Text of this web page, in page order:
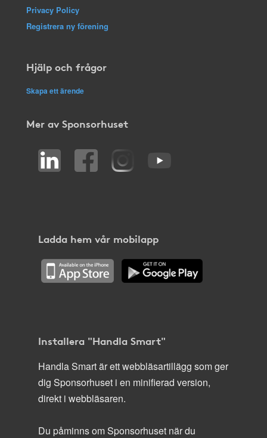
Privacy Policy
Registrera ny förening
Hjälp och frågor
Skapa ett ärende
Mer av Sponsorhuset
Ladda hem vår mobilapp
Installera "Handla Smart"
Handla Smart är ett webbläsartillägg som ger
dig Sponsorhuset i en minifierad version,
direkt i webbläsaren.
Du påminns om Sponsorhuset när du